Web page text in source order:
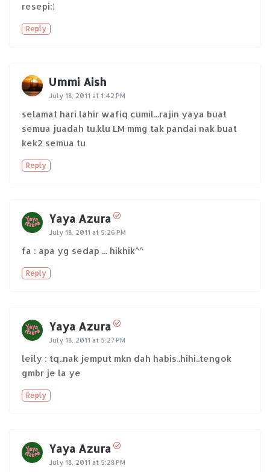
resepi:)
Reply
Ummi Aish
July 18, 2011 at 1:42 PM
selamat hari lahir wafiq cumil...rajin yaya buat
semua juadah tu.klu LM mmg tak pandai nak buat
kek2 semua tu
Reply
Yaya Azura
July 18, 2011 at 5:26 PM
fa : apa yg sedap ... hikhik^^
Reply
Yaya Azura
July 18, 2011 at 5:27 PM
leily : tq..nak jemput mkn dah habis..hihi..tengok
gmbr je la ye
Reply
Yaya Azura
July 18, 2011 at 5:28 PM